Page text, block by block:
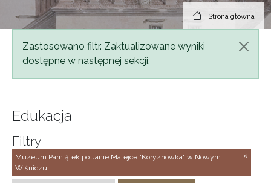
Strona główna
Komunikat
Zastosowano filtr. Zaktualizowane wyniki
dostępne w następnej sekcji.
Edukacja
Filtry
Muzeum Pamiątek po Janie Matejce "Koryznówka" w Nowym
Wiśniczu